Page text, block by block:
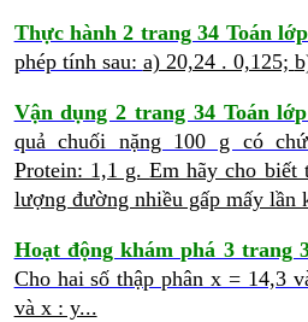
Thực hành 2 trang 34 Toán
phép tính sau: a) 20,24 . 0,125;
Vận dụng 2 trang 34 Toán
quả chuối nặng 100 g có
Protein: 1,1 g.Em hãy cho biết
lượng đường nhiều gấp mấy lần
Hoạt động khám phá 3 trang
Cho hai số thập phân x = 14,3
và x : y...